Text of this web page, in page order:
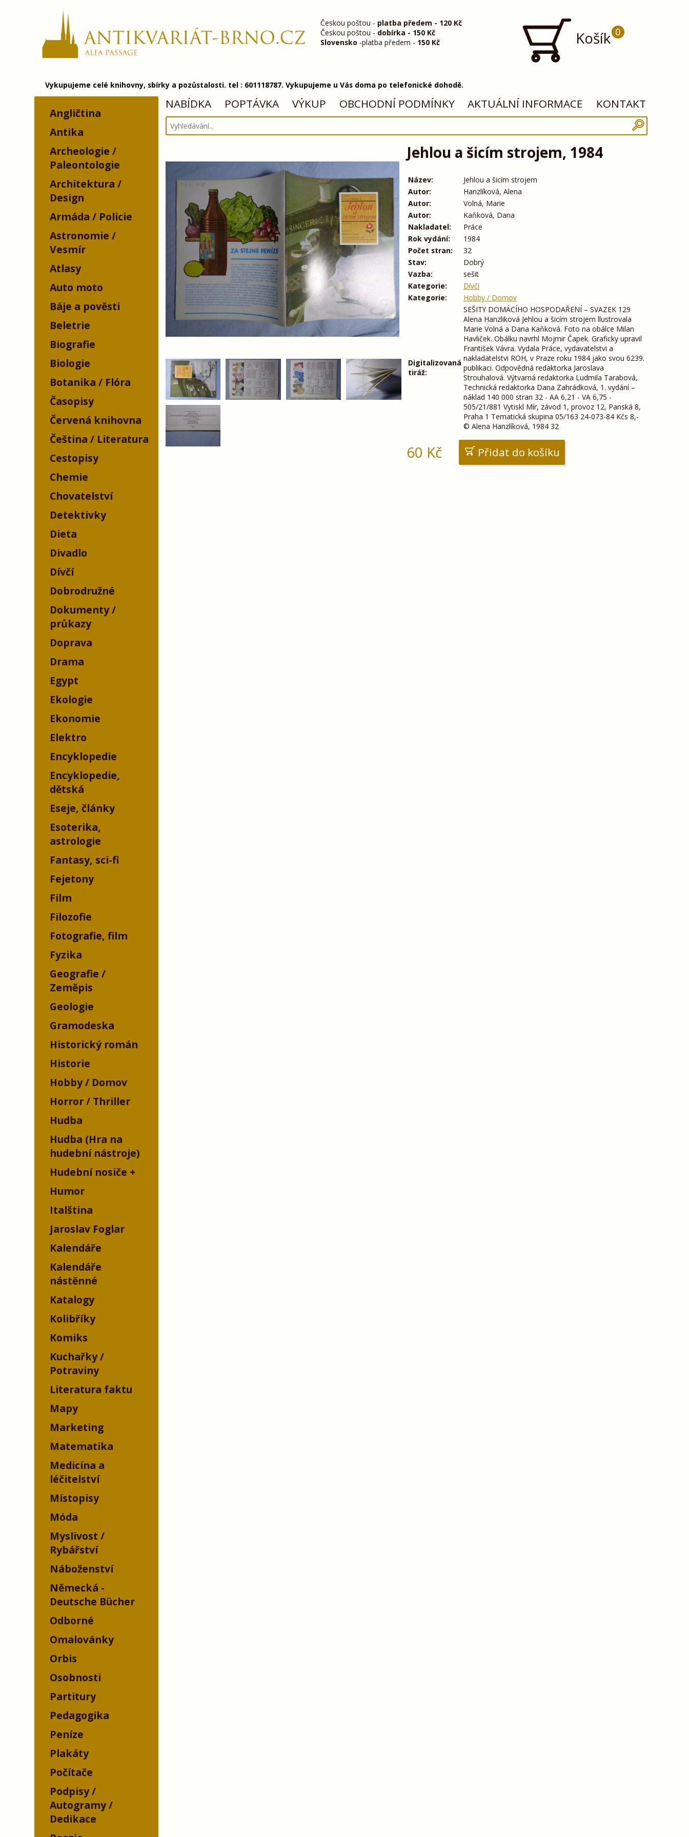
Českou poštou - platba předem - 120 Kč
Českou poštou - dobírka - 150 Kč
Slovensko -platba předem - 150 Kč Košík 0
Vykupujeme celé knihovny, sbírky a pozůstalosti. tel : 601118787. Vykupujeme u Vás doma po telefonické dohodě.
Angličtina
Antika
Archeologie /
Paleontologie
Architektura /
Design
Armáda / Policie
Astronomie /
Vesmír
Atlasy
Auto moto
Báje a pověsti
Beletrie
Biografie
Biologie
Botanika / Flóra
Časopisy
Červená knihovna
Čeština / Literatura
Cestopisy
Chemie
Chovatelství
Detektivky
Dieta
Divadlo
Dívčí
Dobrodružné
Dokumenty /
průkazy
Doprava
Drama
Egypt
Ekologie
Ekonomie
Elektro
Encyklopedie
Encyklopedie,
dětská
Eseje, články
Esoterika,
astrologie
Fantasy, sci-fi
Fejetony
Film
Filozofie
Fotografie, film
Fyzika
Geografie /
Zeměpis
Geologie
Gramodeska
Historický román
Historie
Hobby / Domov
Horror / Thriller
Hudba
Hudba (Hra na
hudební nástroje)
Hudební nosiče
Humor
Italština
Jaroslav Foglar
Kalendáře
Kalendáře
nástěnné
Katalogy
Kolibříky
Komiks
Kuchařky /
Potraviny
Literatura faktu
Mapy
Marketing
Matematika
Medicína a
léčitelství
Místopisy
Móda
Myslivost /
Rybářství
Náboženství
Německá -
Deutsche Bücher
Odborné
Omalovánky
Orbis
Osobnosti
Partitury
Pedagogika
Peníze
Plakáty
Počítače
Podpisy /
Autogramy /
Dedikace
NABÍDKA POPTÁVKA VÝKUP OBCHODNÍ PODMÍNKY AKTUÁLNÍ INFORMACE KONTAKT
Jehlou a šicím strojem, 1984
Název:
Jehlou a šicím strojem
Autor:
Hanzlíková, Alena
Autor:
Volná, Marie
Autor:
Kaňková, Dana
Nakladatel:
Práce
Rok vydání:
1984
Počet stran:
32
Stav:
Dobrý
Vazba:
sešit
Kategorie:
Dívčí
Kategorie:
Hobby / Domov
Digitalizovaná
tiráž:
SEŠITY DOMÁCÍHO HOSPODAŘENÍ – SVAZEK 129
Alena Hanzliková Jehlou a šicím strojem llustrovala
Marie Volná a Dana Kaňková. Foto na obálce Milan
Havliček. Obálku navrhl Mojmir Čapek. Graficky upravil
František Vávra. Vydala Práce, vydavatelstvi a
nakladatelstvi ROH, v Praze roku 1984 jako svou 6239.
publikaci. Odpovědná redaktorka Jaroslava
Strouhalová. Výtvarná redaktorka Ludmila Tarabová,
Technická redaktorka Dana Zahrádková, 1. vydání –
náklad 140 000 stran 32 - AA 6,21 - VA 6,75 -
505/21/881 Vytiskl Mír, závod 1, provoz 12, Panská 8,
Praha 1 Tematická skupina 05/163 24-073-84 Kčs 8,-
© Alena Hanzlíková, 1984 32
60 Kč Přidat do košíku